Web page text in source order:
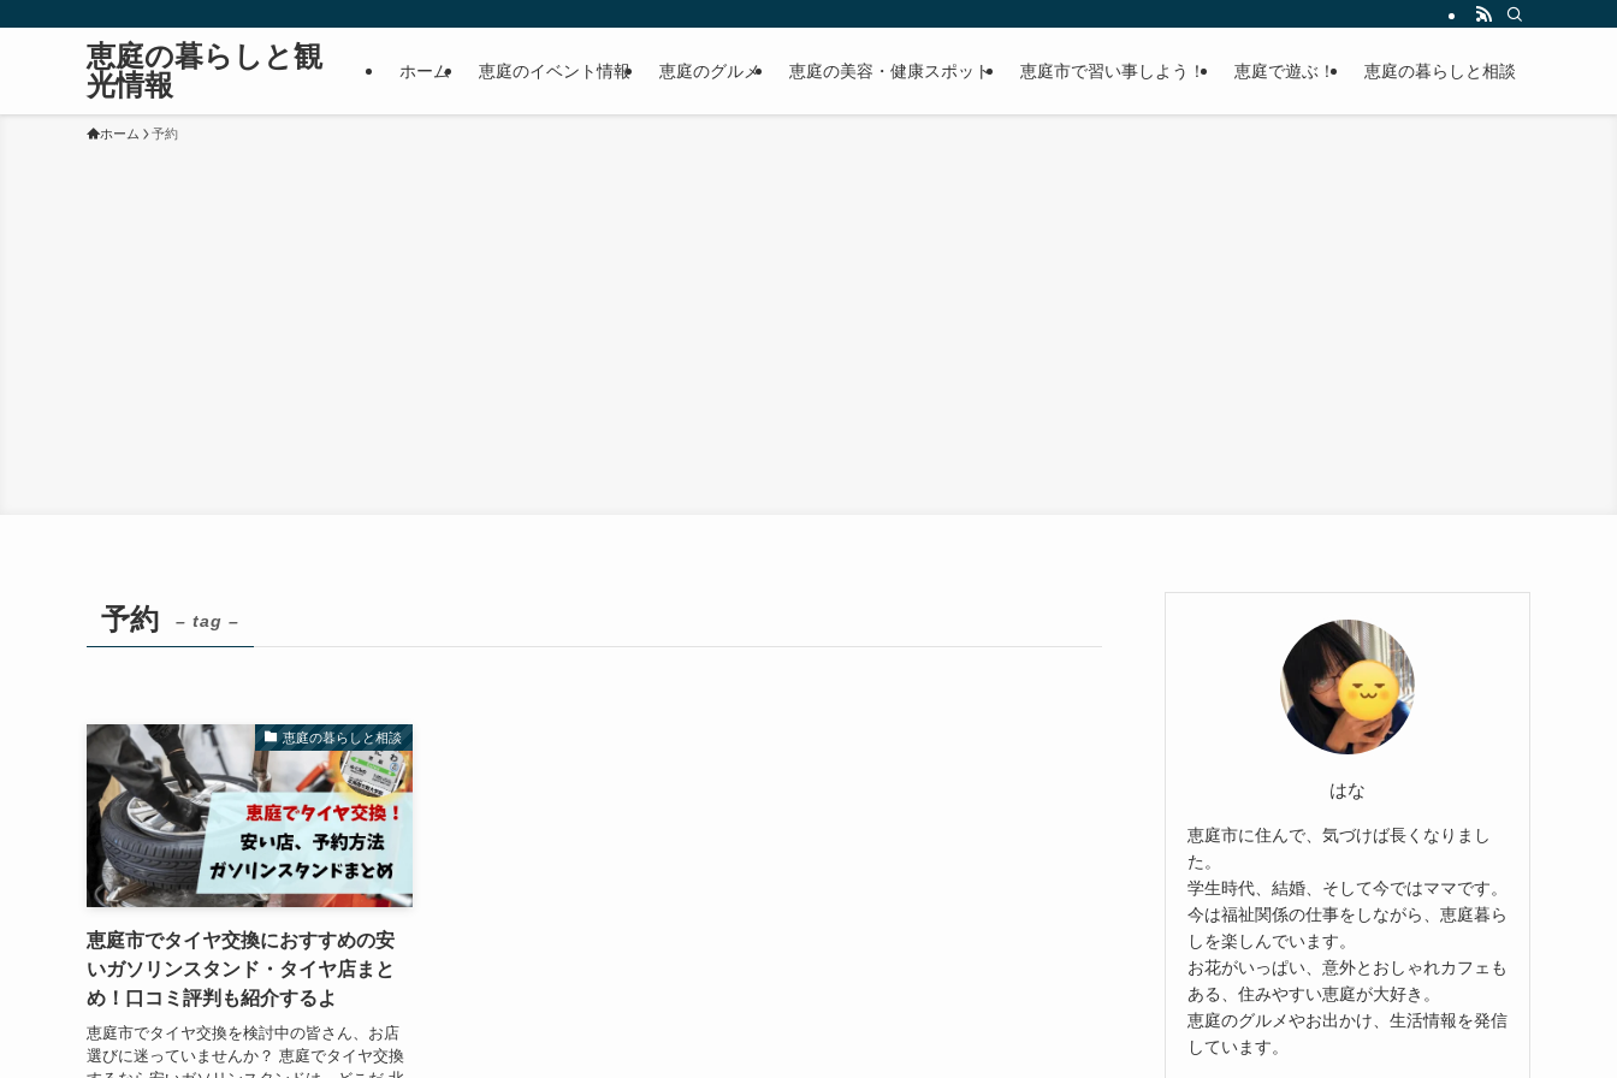
恵庭の暮らしと観
光情報
ホーム 恵庭のイベント情報 恵庭のグルメ 恵庭の美容・健康スポット 恵庭市で習い事しよう！ 恵庭で遊ぶ！ 恵庭の暮らしと相談
ホーム 予約
予約 – tag –
恵庭の暮らしと相談
恵庭市でタイヤ交換におすすめの安
いガソリンスタンド・タイヤ店まと
め！口コミ評判も紹介するよ
恵庭市でタイヤ交換を検討中の皆さん、お店
選びに迷っていませんか？ 恵庭でタイヤ交換
はな
恵庭市に住んで、気づけば長くなりまし
た。
学生時代、結婚、そして今ではママです。
今は福祉関係の仕事をしながら、恵庭暮ら
しを楽しんでいます。
お花がいっぱい、意外とおしゃれカフェも
ある、住みやすい恵庭が大好き。
恵庭のグルメやお出かけ、生活情報を発信
しています。